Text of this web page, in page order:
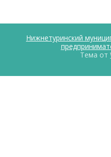
Нижнетуринский
Тема от